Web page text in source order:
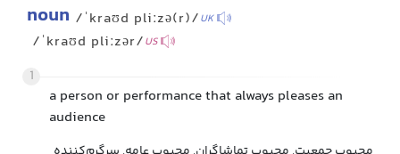
noun /ˈkraʊd pliːzə(r)/UK
/ˈkraʊd pliːzər/US
1
a person or performance that always pleases an
audience